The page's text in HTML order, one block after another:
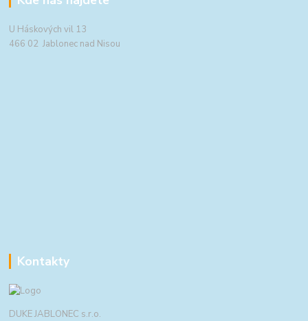
U Háskových vil 13
466 02 Jablonec nad Nisou
Kontakty
DUKE JABLONEC s.r.o.